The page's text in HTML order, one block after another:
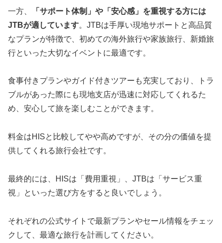
一方、
「サポート体制」や「安心感」を重視する方には
JTBが適しています。JTBは手厚い現地サポートと高品質
なプランが特徴で、初めての海外旅行や家族旅行、新婚旅
行といった大切なイベントに最適です。
食事付きプランやガイド付きツアーも充実しており、トラ
ブルがあった際にも現地支店が迅速に対応してくれるた
め、安心して旅を楽しむことができます。
料金はHISと比較してやや高めですが、その分の価値を提
供してくれる旅行会社です。
最終的には、HISは「費用重視」、JTBは「サービス重
視」といった選び方をすると良いでしょう。
それぞれの公式サイトで最新プランやセール情報をチェッ
クして、最適な旅行を計画してください。